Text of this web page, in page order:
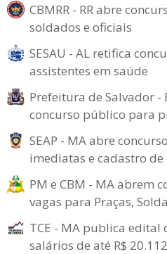
CBMRR - RR abre
soldados e oficiais
SESAU - AL retifica
assistentes em saúde
Prefeitura de Salvador
concurso público para
SEAP - MA abre
imediatas e cadastro de
PM e CBM - MA abrem
vagas para Praças,
TCE - MA publica edital
salários de até R$